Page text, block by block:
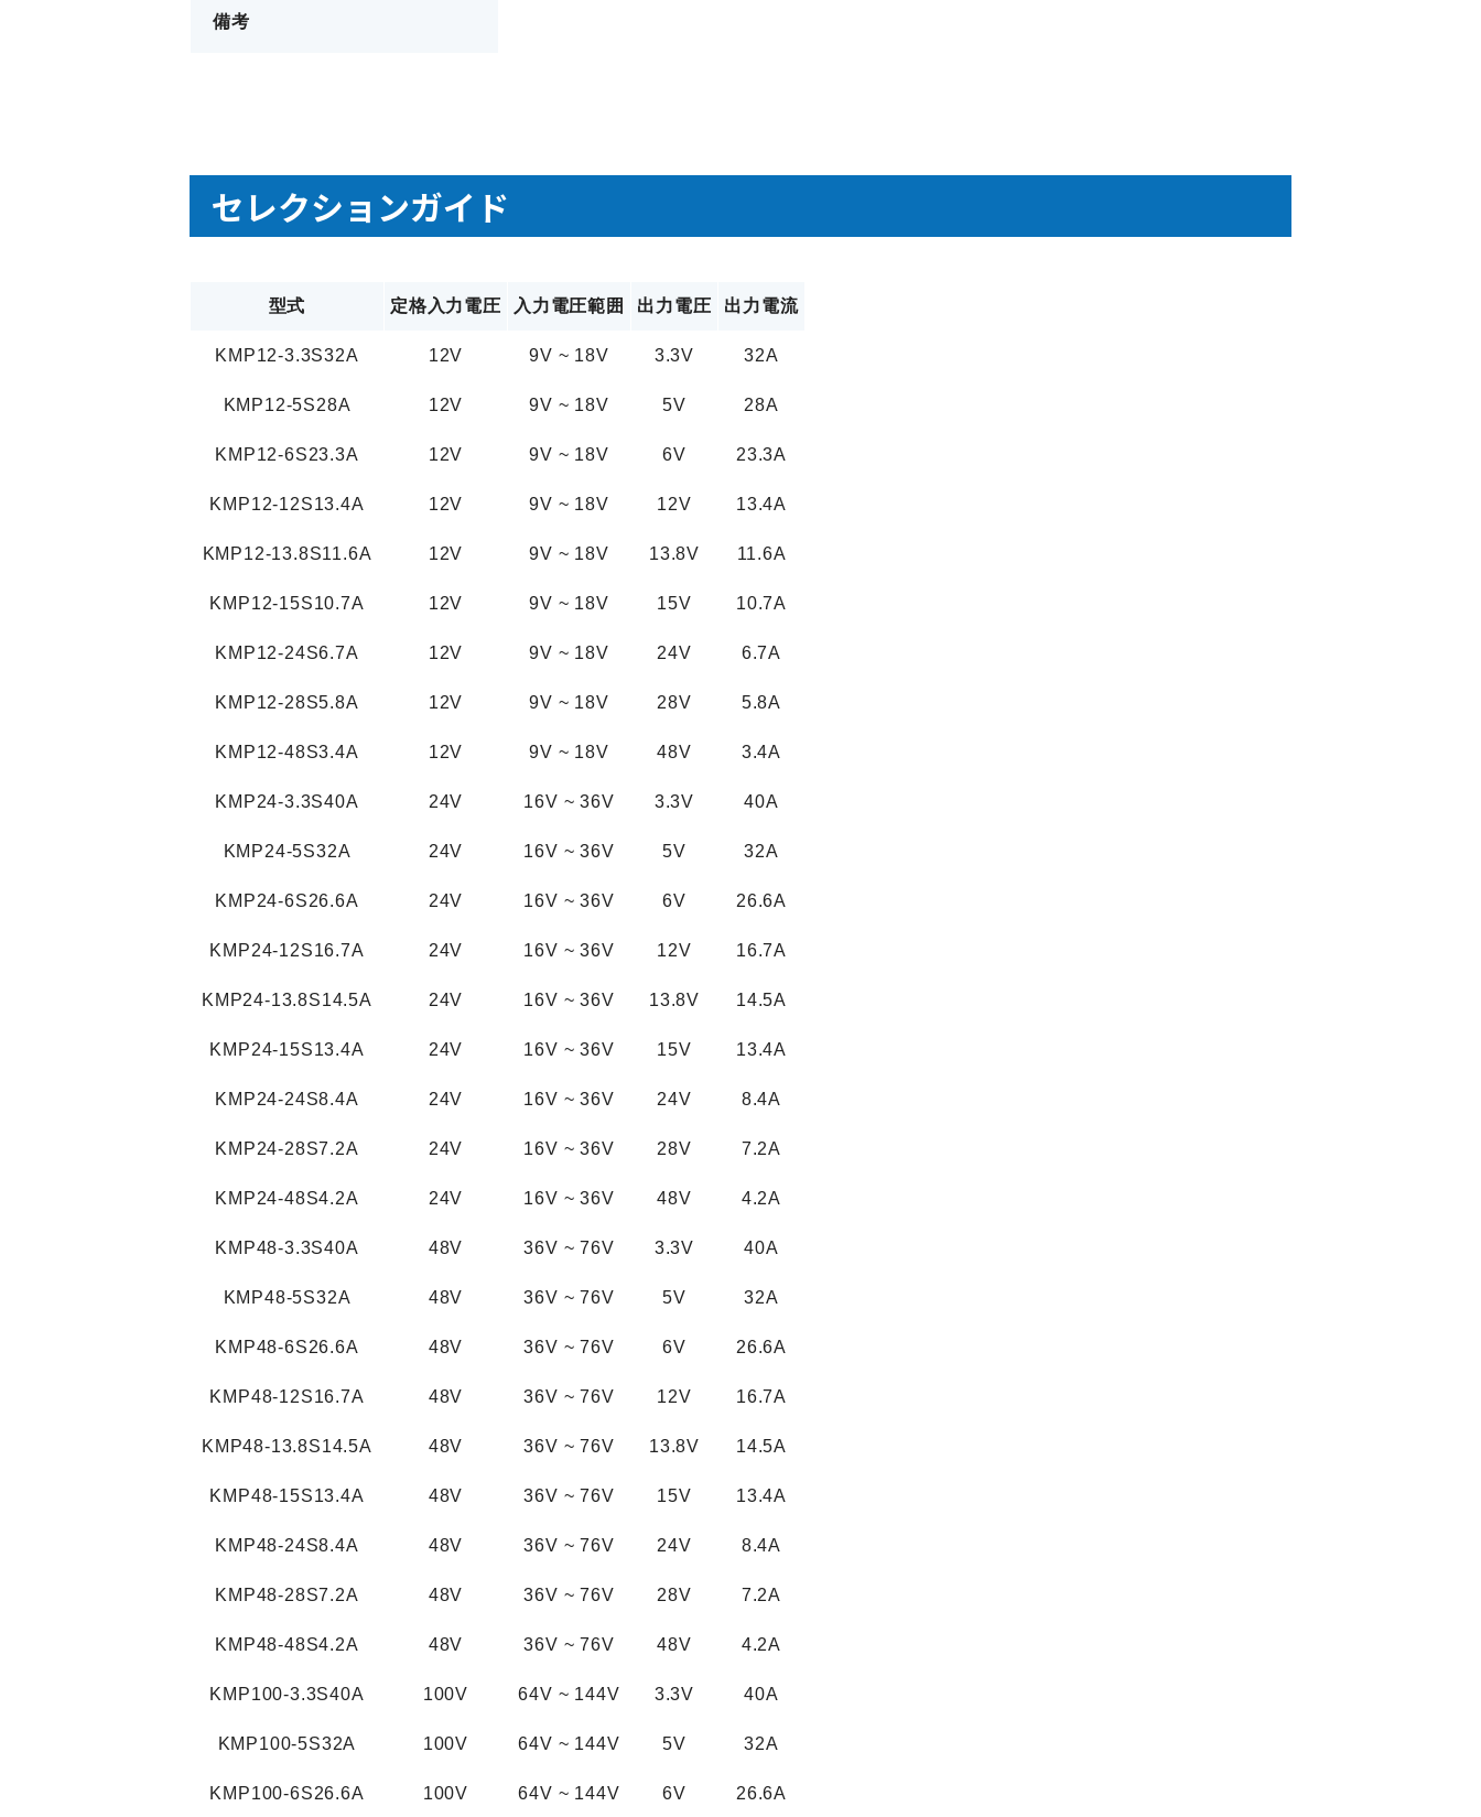
備考
セレクションガイド
型式 定格入力電圧 入力電圧範囲 出力電圧 出力電流
KMP12-3.3S32A 12V 9V ~ 18V 3.3V 32A
KMP12-5S28A 12V 9V ~ 18V 5V 28A
KMP12-6S23.3A 12V 9V ~ 18V 6V 23.3A
KMP12-12S13.4A 12V 9V ~ 18V 12V 13.4A
KMP12-13.8S11.6A 12V 9V ~ 18V 13.8V 11.6A
KMP12-15S10.7A 12V 9V ~ 18V 15V 10.7A
KMP12-24S6.7A 12V 9V ~ 18V 24V 6.7A
KMP12-28S5.8A 12V 9V ~ 18V 28V 5.8A
KMP12-48S3.4A 12V 9V ~ 18V 48V 3.4A
KMP24-3.3S40A 24V 16V ~ 36V 3.3V 40A
KMP24-5S32A 24V 16V ~ 36V 5V 32A
KMP24-6S26.6A 24V 16V ~ 36V 6V 26.6A
KMP24-12S16.7A 24V 16V ~ 36V 12V 16.7A
KMP24-13.8S14.5A 24V 16V ~ 36V 13.8V 14.5A
KMP24-15S13.4A 24V 16V ~ 36V 15V 13.4A
KMP24-24S8.4A 24V 16V ~ 36V 24V 8.4A
KMP24-28S7.2A 24V 16V ~ 36V 28V 7.2A
KMP24-48S4.2A 24V 16V ~ 36V 48V 4.2A
KMP48-3.3S40A 48V 36V ~ 76V 3.3V 40A
KMP48-5S32A 48V 36V ~ 76V 5V 32A
KMP48-6S26.6A 48V 36V ~ 76V 6V 26.6A
KMP48-12S16.7A 48V 36V ~ 76V 12V 16.7A
KMP48-13.8S14.5A 48V 36V ~ 76V 13.8V 14.5A
KMP48-15S13.4A 48V 36V ~ 76V 15V 13.4A
KMP48-24S8.4A 48V 36V ~ 76V 24V 8.4A
KMP48-28S7.2A 48V 36V ~ 76V 28V 7.2A
KMP48-48S4.2A 48V 36V ~ 76V 48V 4.2A
KMP100-3.3S40A 100V 64V ~ 144V 3.3V 40A
KMP100-5S32A 100V 64V ~ 144V 5V 32A
KMP100-6S26.6A 100V 64V ~ 144V 6V 26.6A